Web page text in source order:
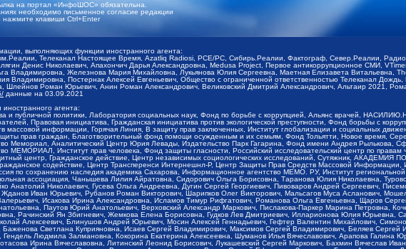
на портал «ИнфоШОС» обязательна.
необходимо письменное согласие редакции
клавиши Ctrl+Enter
выполняющих функции иностранного агента:
Телеканал Настоящее Время, Azatliq Radiosi, PCE/PC, Сибирь.Реалии, Фактограф, Север.Реалии,
Денис Николаевич, Апахончич Дарья Александровна, Medusa Project, Первое антикоррупционное СМИ,
Владимировна, Железнова Мария Михайловна, Лукьянова Юлия Сергеевна, Маетная Елизавета Витальевна,
Владимировна, Постернак Алексей Евгеньевич, Общество с ограниченной ответственностью Телеканал
Шлейнов Роман Юрьевич, Анин Роман Александрович, Великовский Дмитрий Александрович, Альтаир 2021,
данные на 03.09.2021
агента:
и публичной политики, Лаборатория социальных наук, Фонд по борьбе с коррупцией, Альянс врачей,
Правовая инициатива, Гражданская инициатива против экологической преступности, Фонд борьбы с
массовой информации, Горячая Линия, В защиту прав заключенных, Институт глобализации и социальных
прав граждан, Благотворительный фонд помощи осужденным и их семьям, Фонд Тольятти, Новое время,
Мемориал, Аналитический Центр Юрия Левады, Издательство Парк Гагарина, Фонд имени Андрея Рылькова,
МЕМОРИАЛ, Институт прав человека, Фонд защиты гласности, Российский исследовательский центр по правам
центр, Гражданское действие, Центр независимых социологических исследований, Сутяжник,
содействие, Центр Трансперенси Интернешнл-Р, Центр Защиты Прав Средств Массовой
по сохранению наследия академика Сахарова, Информационное агентство МЕМО. РУ, Институт
ассоциация, Чанышева Лилия Айратовна, Сидорович Ольга Борисовна, Таранова Юлия Николаевна,
Николаевич, Гусева Ольга Андреевна, Дугин Сергей Георгиевич, Пивоваров Андрей Сергеевич,
Иван Юрьевич, Рубанов Роман Викторович, Шарипков Олег Викторович, Мальсагов Муса Асланович,
Исакова Ирина Александровна, Исламов Тимур Рифгатович, Романова Ольга Евгеньевна, Щаров
Паутов Юрий Анатольевич, Верховский Александр Маркович, Пислакова-Паркер Марина Петровна,
Рачинский Ян Збигневич, Жемкова Елена Борисовна, Гудков Лев Дмитриевич, Илларионова Юлия Юрьевна,
Алексеевич, Блинушов Андрей Юрьевич, Мосин Алексей Геннадьевич, Гефтер Валентин Михайлович,
Светлана Куприяновна, Исаев Сергей Владимирович, Максимов Сергей Владимирович, Беляев Сергей
Людмила Залмановна, Кокорина Екатерина Алексеевна, Шуманов Илья Вячеславович, Арапова Галина
Ирина Вячеславовна, Литинский Леонид Борисович, Лукашевский Сергей Маркович, Бахмин Вячеслав